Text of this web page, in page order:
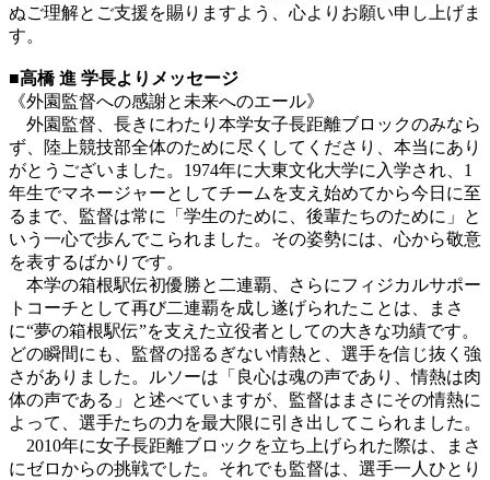
ぬご理解とご支援を賜りますよう、心よりお願い申し上げま
す。
■高橋 進 学長よりメッセージ
《外園監督への感謝と未来へのエール》
外園監督、長きにわたり本学女子長距離ブロックのみなら
ず、陸上競技部全体のために尽くしてくださり、本当にあり
がとうございました。1974年に大東文化大学に入学され、1
年生でマネージャーとしてチームを支え始めてから今日に至
るまで、監督は常に「学生のために、後輩たちのために」と
いう一心で歩んでこられました。その姿勢には、心から敬意
を表するばかりです。
本学の箱根駅伝初優勝と二連覇、さらにフィジカルサポー
トコーチとして再び二連覇を成し遂げられたことは、まさ
に“夢の箱根駅伝”を支えた立役者としての大きな功績です。
どの瞬間にも、監督の揺るぎない情熱と、選手を信じ抜く強
さがありました。ルソーは「良心は魂の声であり、情熱は肉
体の声である」と述べていますが、監督はまさにその情熱に
よって、選手たちの力を最大限に引き出してこられました。
2010年に女子長距離ブロックを立ち上げられた際は、まさ
にゼロからの挑戦でした。それでも監督は、選手一人ひとり